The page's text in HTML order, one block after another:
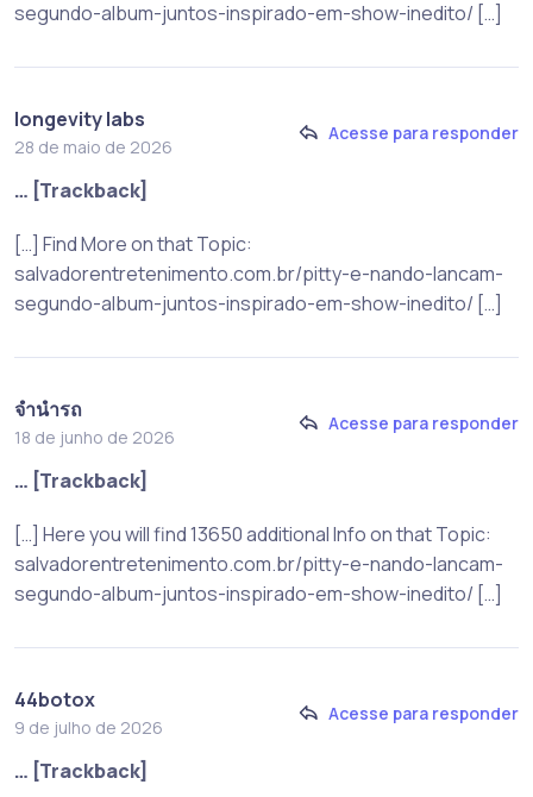
segundo-album-juntos-inspirado-em-show-inedito/ […]
longevity labs
28 de maio de 2026
Acesse para responder
… [Trackback]
[…] Find More on that Topic:
salvadorentretenimento.com.br/pitty-e-nando-lancam-
segundo-album-juntos-inspirado-em-show-inedito/ […]
จำนำรถ
18 de junho de 2026
Acesse para responder
… [Trackback]
[…] Here you will find 13650 additional Info on that Topic:
salvadorentretenimento.com.br/pitty-e-nando-lancam-
segundo-album-juntos-inspirado-em-show-inedito/ […]
44botox
9 de julho de 2026
Acesse para responder
… [Trackback]